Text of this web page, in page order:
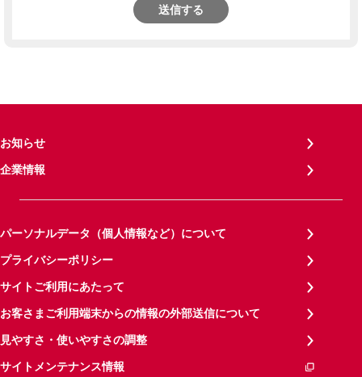
送信する
お知らせ
企業情報
パーソナルデータ（個人情報など）について
プライバシーポリシー
サイトご利用にあたって
お客さまご利用端末からの情報の外部送信について
見やすさ・使いやすさの調整
サイトメンテナンス情報